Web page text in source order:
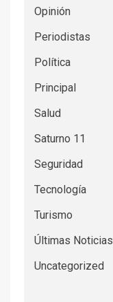
Opinión
Periodistas
Política
Principal
Salud
Saturno 11
Seguridad
Tecnología
Turismo
Últimas Noticias
Uncategorized